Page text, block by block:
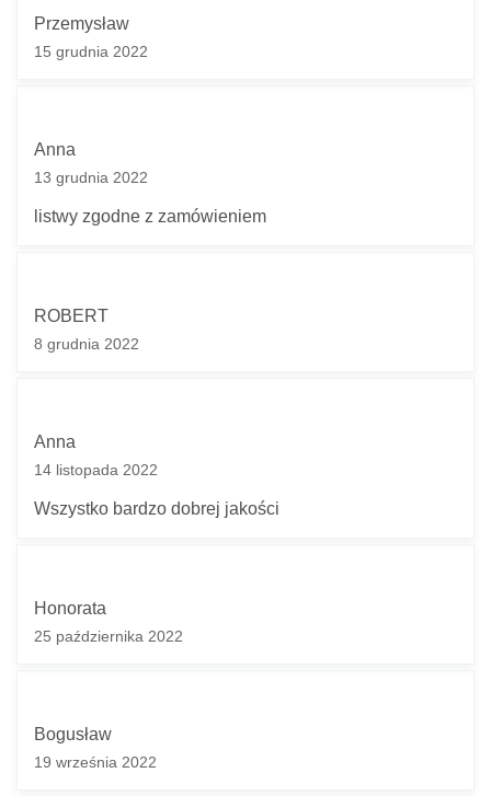
Przemysław
15 grudnia 2022
Anna
13 grudnia 2022
listwy zgodne z zamówieniem
ROBERT
8 grudnia 2022
Anna
14 listopada 2022
Wszystko bardzo dobrej jakości
Honorata
25 października 2022
Bogusław
19 września 2022